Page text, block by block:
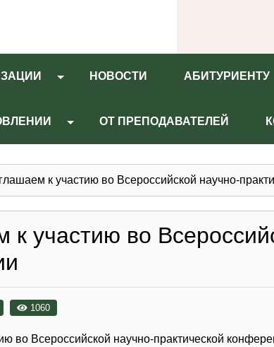
НОВОСТИ АБИТУРИЕНТУ
ОТ ПРЕПОДАВАТЕЛЕЙ
к участию во Всероссийской научно-
участию во
1060
во Всероссийской научно-практической